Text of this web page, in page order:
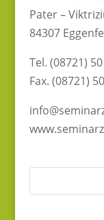
Pater –
84307
Tel. (08721)
Fax. (08721)